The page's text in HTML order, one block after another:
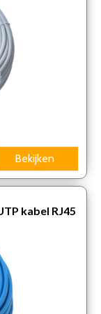
Bekijken
kabel RJ45